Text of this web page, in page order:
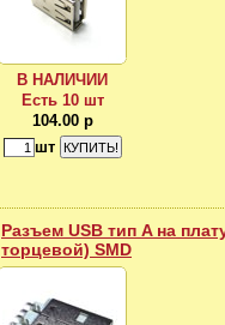
В НАЛИЧИИ
Есть 10 шт
104.00 р
шт
Разъем USB тип A на
торцевой) SMD